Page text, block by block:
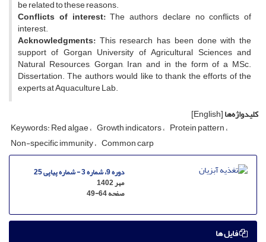
be related to these reasons.
Conflicts of interest:The authors declare no conflicts of
interest.
Acknowledgments: This research has been done with the
support of Gorgan University of Agricultural Sciences and
Natural Resources, Gorgan, Iran and in the form of a MSc.
Dissertation. The authors would like to thank the efforts of the
experts at Aquaculture Lab.
کلیدواژه‌ها[English]
Keywords: Red algae Growth indicators Protein pattern
Non-specific immunity Common carp
دوره 9، شماره 3 - شماره پیاپی 25
مهر 1402
صفحه49-64
فایل ها